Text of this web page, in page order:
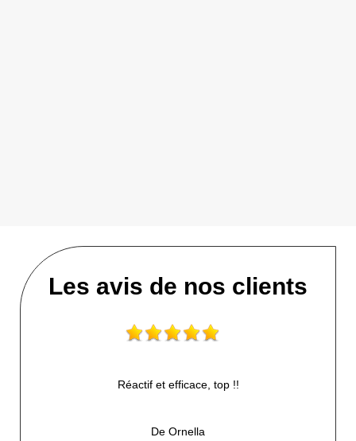
Les avis de nos clients
Réactif et efficace, top !!
De Ornella